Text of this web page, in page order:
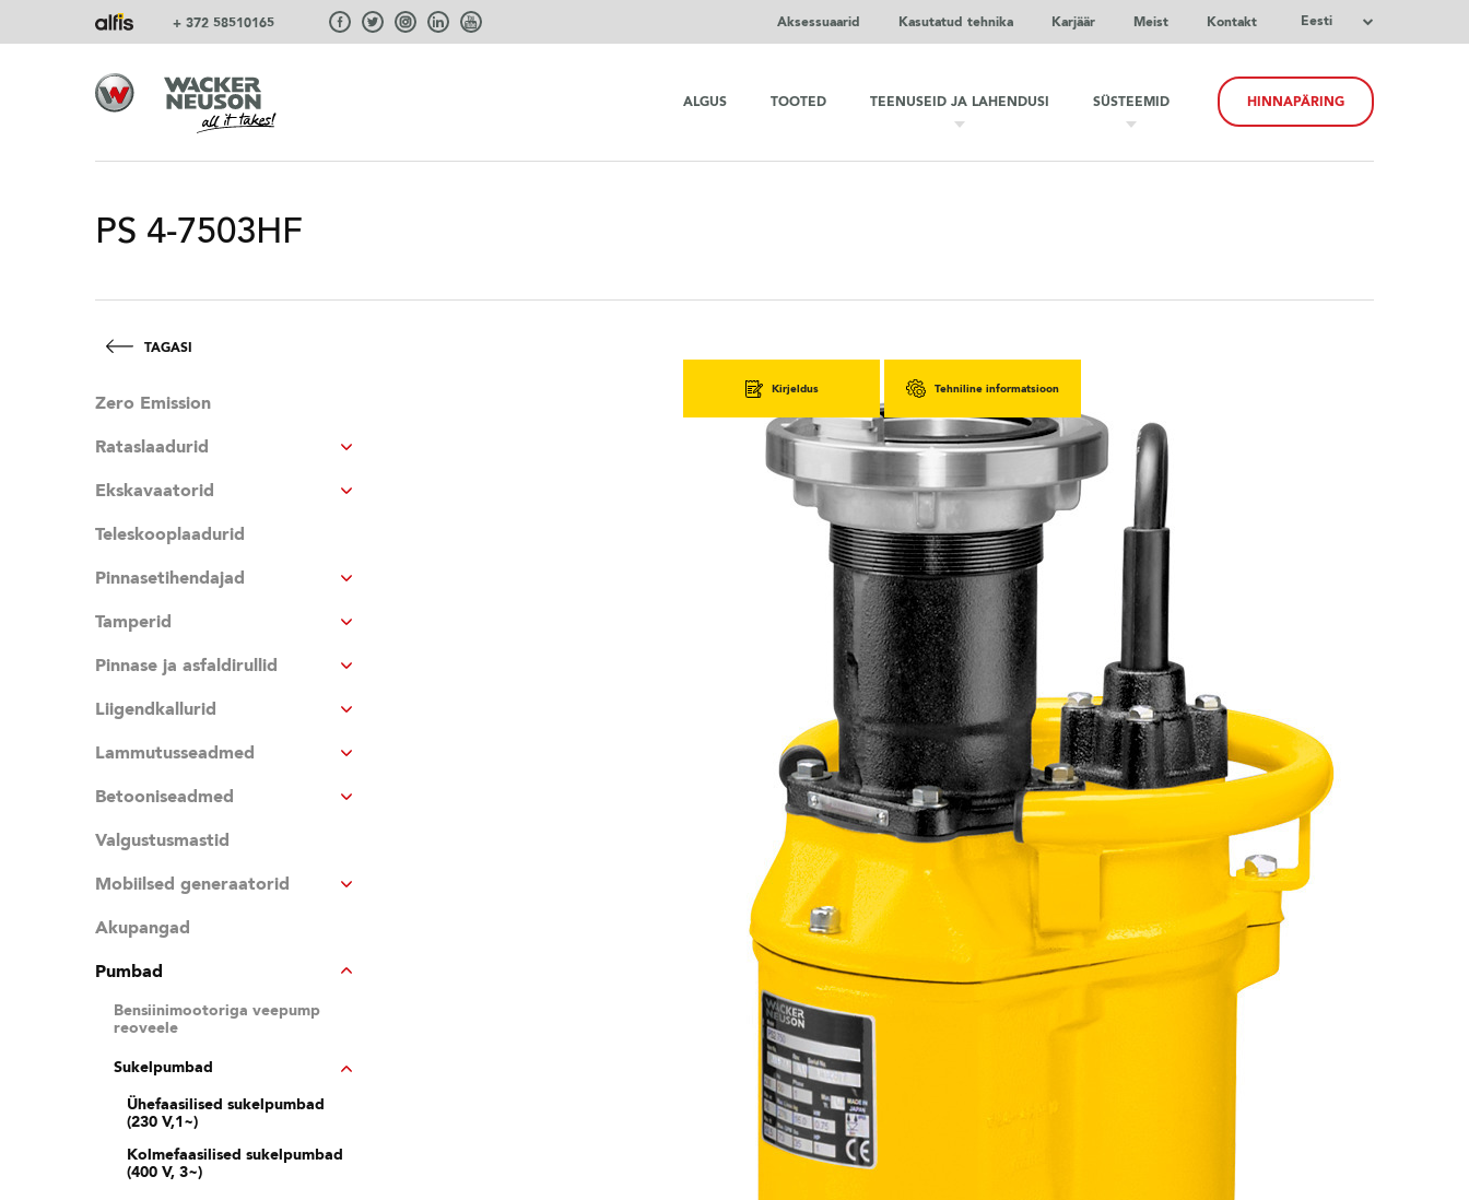
+ 372 58510165 Aksessuaarid Kasutatud tehnika Karjäär Meist Kontakt Eesti
ALGUS TOOTED TEENUSEID JA LAHENDUSI SÜSTEEMID HINNAPÄRING
PS 4-7503HF
TAGASI
Zero Emission
Rataslaadurid
Ekskavaatorid
Teleskooplaadurid
Pinnasetihendajad
Tamperid
Pinnase ja asfaldirullid
Liigendkallurid
Lammutusseadmed
Betooniseadmed
Valgustusmastid
Mobiilsed generaatorid
Akupangad
Pumbad
Bensiinimootoriga veepump
reoveele
Sukelpumbad
Ühefaasilised sukelpumbad
(230 V,1~)
Kolmefaasilised sukelpumbad
(400 V, 3~)
Kirjeldus Tehniline informatsioon